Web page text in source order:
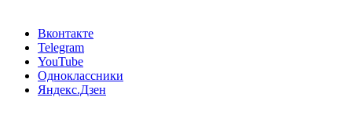
Вконтакте
Telegram
YouTube
Одноклассники
Яндекс.Дзен